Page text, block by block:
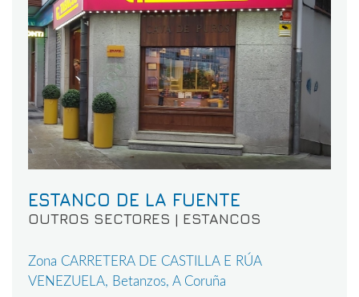
ESTANCO DE LA FUENTE
OUTROS SECTORES | ESTANCOS
Zona CARRETERA DE CASTILLA E RÚA
VENEZUELA, Betanzos, A Coruña